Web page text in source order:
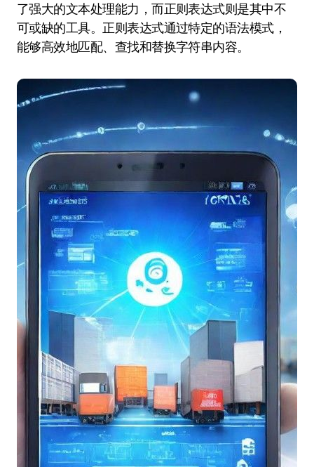
了强大的文本处理能力，而正则表达式则是其中不
可或缺的工具。正则表达式通过特定的语法模式，
能够高效地匹配、查找和替换字符串内容。